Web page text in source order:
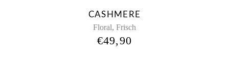
CASHMERE
Floral, Frisch
€49,90